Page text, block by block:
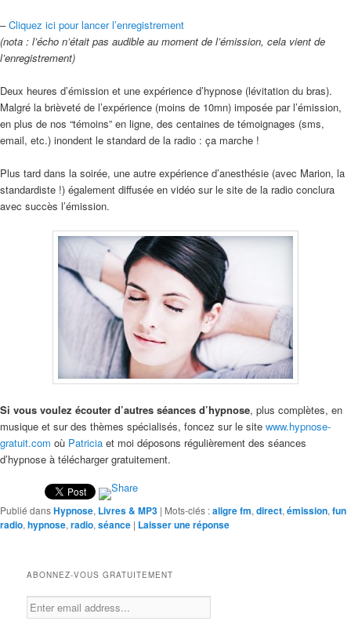
–Cliquez ici pour lancer l’enregistrement
(nota : l’écho n’était pas audible au moment de l’émission, cela vient de
l’enregistrement)
Deux heures d’émission et une expérience d’hypnose (lévitation du bras).
Malgré la brièveté de l’expérience (moins de 10mn) imposée par l’émission,
en plus de nos “témoins” en ligne, des centaines de témoignages (sms,
email, etc.) inondent le standard de la radio : ça marche !
Plus tard dans la soirée, une autre expérience d’anesthésie (avec Marion, la
standardiste !) également diffusée en vidéo sur le site de la radio conclura
avec succès l’émission.
Si vous voulez écouter d’autres séances d’hypnose, plus complètes, en
musique et sur des thèmes spécialisés, foncez sur le site www.hypnose-
gratuit.com où Patricia et moi déposons régulièrement des séances
d’hypnose à télécharger gratuitement.
Publié dansHypnose, Livres & MP3 | Mots-clés :aligre fm, direct, émission, fun
radio, hypnose, radio, séance | Laisser une réponse
ABONNEZ-VOUS GRATUITEMENT